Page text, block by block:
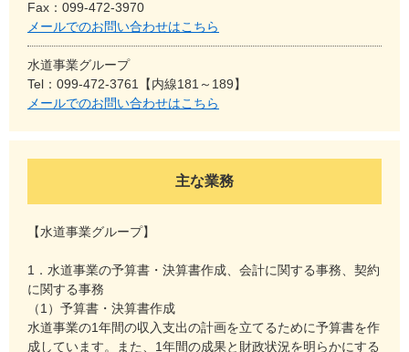
Fax：099-472-3970
メールでのお問い合わせはこちら
水道事業グループ
Tel：099-472-3761【内線181～189】
メールでのお問い合わせはこちら
主な業務
【水道事業グループ】
1．水道事業の予算書・決算書作成、会計に関する事務、契約
に関する事務
（1）予算書・決算書作成
水道事業の1年間の収入支出の計画を立てるために予算書を作
成しています。また、1年間の成果と財政状況を明らかにする